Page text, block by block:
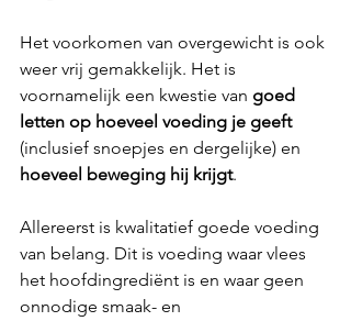
Het voorkomen van overgewicht is ook
weer vrij gemakkelijk. Het is
voornamelijk een kwestie van goed
letten op hoeveel voeding je geeft
(inclusief snoepjes en dergelijke) en
hoeveel beweging hij krijgt.
Allereerst is kwalitatief goede voeding
van belang. Dit is voeding waar vlees
het hoofdingrediënt is en waar geen
onnodige smaak- en